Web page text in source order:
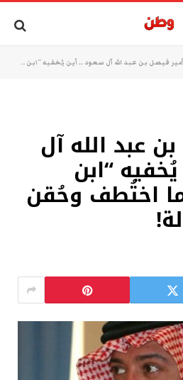
فيصل بن عبد الله آل سعود .. أين يُخفيه “ابن سلمان” بعدما اختُطف وحُقن بمادة مجهولة!
عبد الله آل
“ابن
اختُطف وحُقن